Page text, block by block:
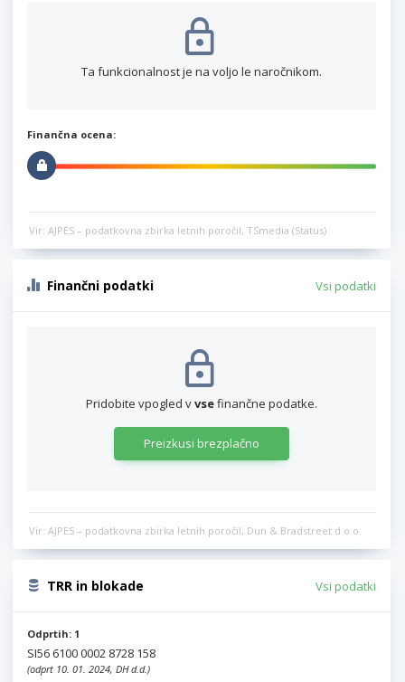
Ta funkcionalnost je na voljo le naročnikom.
Finančna ocena:
Vir: AJPES – podatkovna zbirka letnih poročil, TSmedia (Status)
Finančni podatki Vsi podatki
Pridobite vpogled vvsefinančne podatke.
Preizkusi brezplačno
Vir: AJPES – podatkovna zbirka letnih poročil, Dun & Bradstreet d.o.o.
TRR in blokade Vsi podatki
Odprtih: 1
SI56 6100 0002 8728 158
(odprt 10. 01. 2024, DH d.d.)